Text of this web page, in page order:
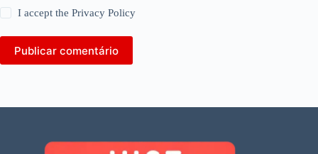
I accept thePrivacy Policy
Publicar comentário